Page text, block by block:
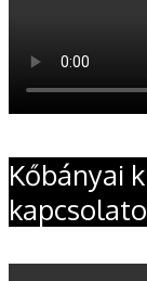
Kőbányai